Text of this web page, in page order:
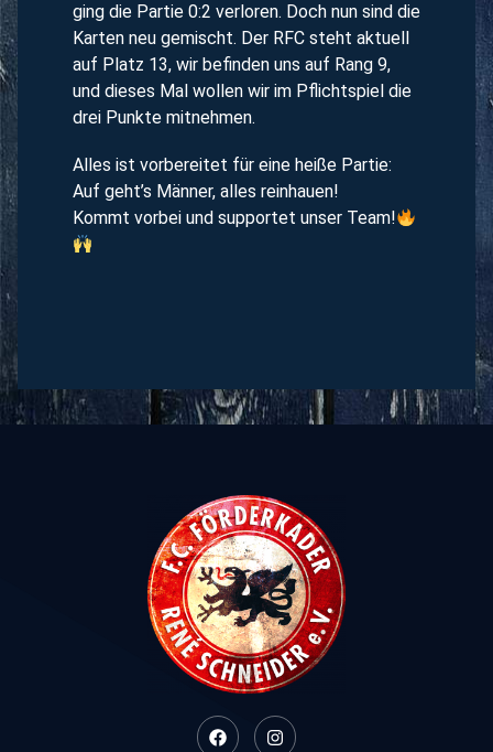
ging die Partie 0:2 verloren. Doch nun sind die
Karten neu gemischt. Der RFC steht aktuell
auf Platz 13, wir befinden uns auf Rang 9,
und dieses Mal wollen wir im Pflichtspiel die
drei Punkte mitnehmen.
Alles ist vorbereitet für eine heiße Partie:
Auf geht’s Männer, alles reinhauen!
Kommt vorbei und supportet unser Team!